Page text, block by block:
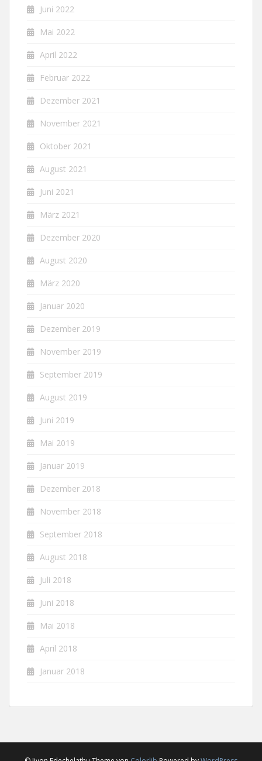
Juni 2022
Mai 2022
April 2022
Februar 2022
Dezember 2021
November 2021
Oktober 2021
August 2021
Juni 2021
März 2021
Dezember 2020
August 2020
März 2020
Januar 2020
Dezember 2019
November 2019
September 2019
August 2019
Juni 2019
Mai 2019
Januar 2019
Dezember 2018
November 2018
September 2018
August 2018
Juli 2018
Juni 2018
Mai 2018
April 2018
Januar 2018